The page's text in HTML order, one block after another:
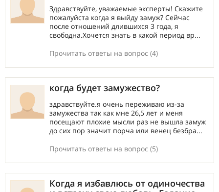
Здравствуйте, уважаемые эксперты! Скажите
пожалуйста когда я выйду замуж? Сейчас
после отношений длившихся 3 года, я
свободна.Хочется знать в какой период вр...
Прочитать ответы на вопрос (4)
когда будет замужество?
здравствуйте.я очень переживаю из-за
замужества так как мне 26,5 лет и меня
посещают плохие мысли раз не вышла замуж
до сих пор значит порча или венец безбра...
Прочитать ответы на вопрос (5)
Когда я избавлюсь от одиночества